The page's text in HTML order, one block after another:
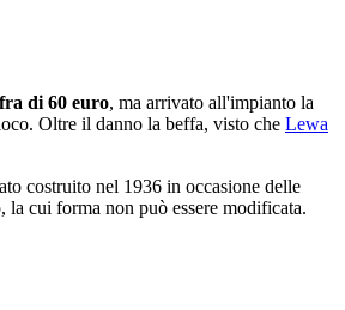
di 60 euro, ma arrivato all'impianto la
Oltre il danno la beffa, visto che Lewa
costruito nel 1936 in occasione delle
cui forma non può essere modificata.